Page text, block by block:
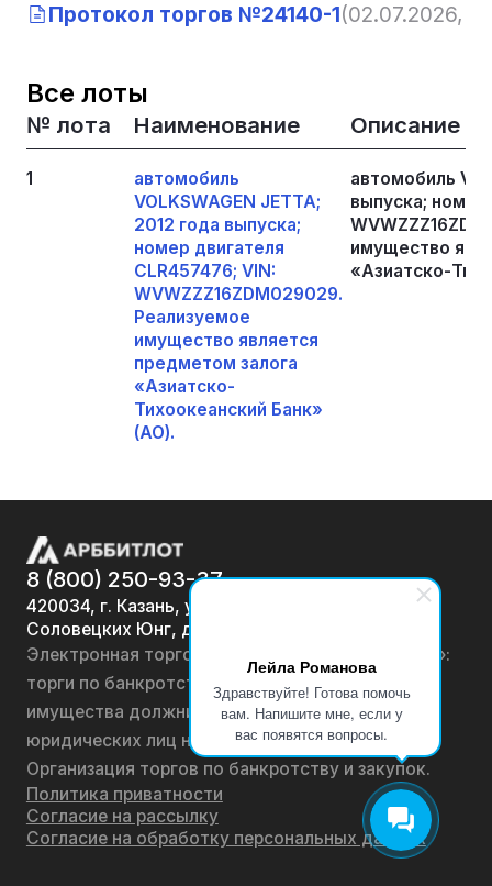
Лейла Романова
Здравствуйте! Готова помочь
вам. Напишите мне, если у
вас появятся вопросы.
Протокол торгов №24140-1(02.07.2026,
Все лоты
№ лота Наименование Описание
1
автомобиль
VOLKSWAGEN JETTA;
2012 года выпуска;
номер двигателя
CLR457476; VIN:
WVWZZZ16ZDM029029.
Реализуемое
имущество является
предметом залога
«Азиатско-
Тихоокеанский Банк»
(АО).
автомобиль
выпуска; номер
имущество
«Азиатско-
8 (800) 250-93-37
420034, г. Казань, ул.
Соловецких Юнг, д. 7
Электронная торговая площадка «АРББИТЛОТ»:
торги по банкротству, лоты по продаже
имущества должников физических лиц и
юридических лиц на онлайн-аукционах.
Организация торгов по банкротству и закупок.
Политика приватности
Согласие на рассылку
Согласие на обработку персональных данных